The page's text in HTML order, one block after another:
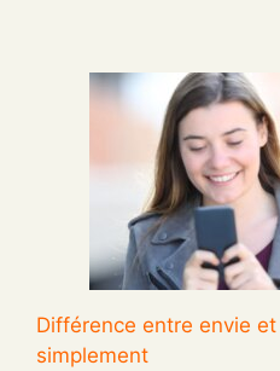
Différence entre envie
simplement